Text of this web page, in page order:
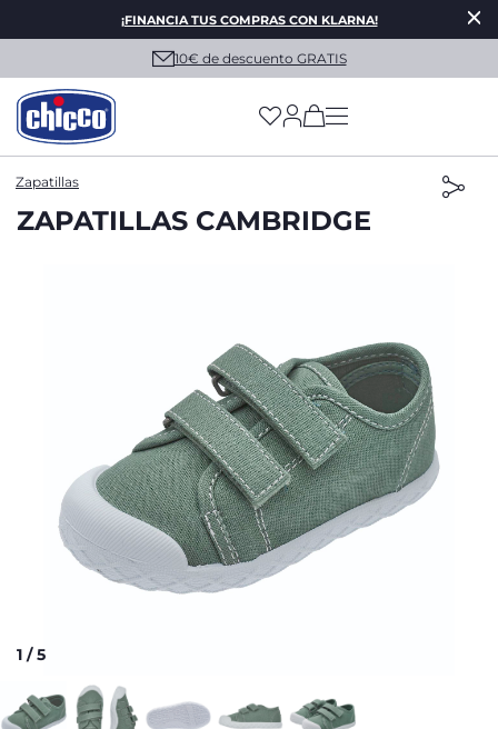
¡FINANCIA TUS COMPRAS CON KLARNA!
10€ de descuento GRATIS
(has more options
Zapatillas
ZAPATILLAS CAMBRIDGE
1 /5